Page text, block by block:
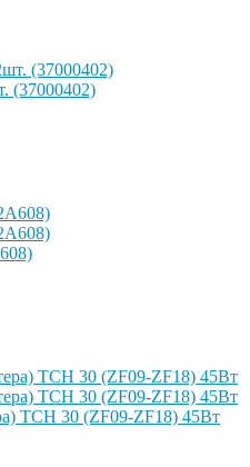
(37000402)
ТСН 30 (ZF09-ZF18) 45Вт